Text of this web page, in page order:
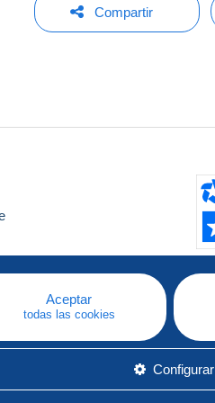
Compartir
Aceptar
todas las cookies
Configurar